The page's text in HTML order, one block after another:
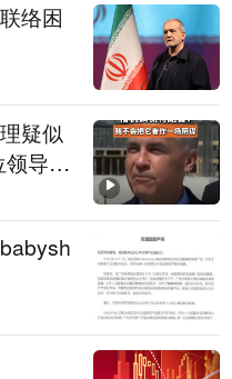
络困
疑似
领导
哄笑